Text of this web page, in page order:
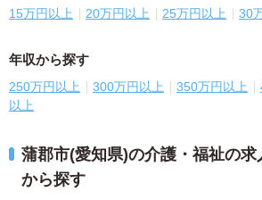
15万円以上 20万円以上 25万円以上 30
年収から探す
250万円以上 300万円以上 350万円以上
以上
蒲郡市(愛知県)の介護・福祉の
から探す